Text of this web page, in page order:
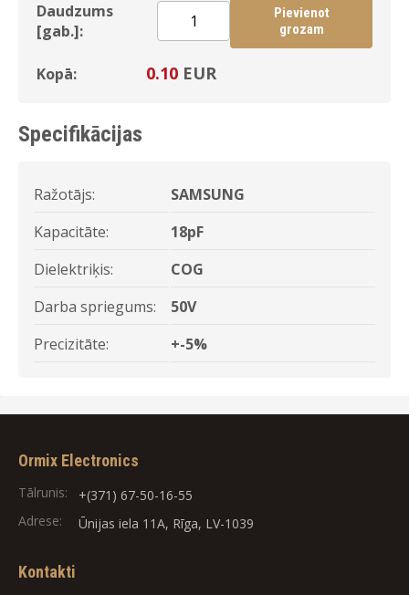
Daudzums
[gab.]:
Pievienot
grozam
Kopā: 0.10 EUR
Specifikācijas
Ražotājs:
SAMSUNG
Kapacitāte:
18pF
Dielektriķis:
COG
Darba spriegums:
50V
Precizitāte:
+-5%
Ormix Electronics
Tālrunis:
+(371) 67-50-16-55
Adrese:
Ūnijas iela 11A, Rīga, LV-1039
Kontakti